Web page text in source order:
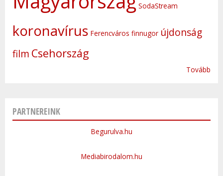
SodaStream
koronavírus Ferencváros finnugor újdonság
film Csehország
Tovább
PARTNEREINK
Begurulva.hu
Mediabirodalom.hu